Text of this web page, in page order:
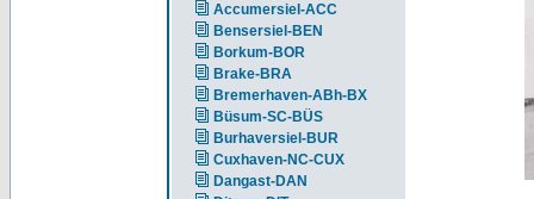
Accumersiel-ACC
Bensersiel-BEN
Borkum-BOR
Brake-BRA
Bremerhaven-ABh-BX
Büsum-SC-BÜS
Burhaversiel-BUR
Cuxhaven-NC-CUX
Dangast-DAN